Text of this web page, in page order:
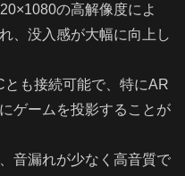
の高解像度によ
、没入感が大幅に向上し
も接続可能で、特にAR
ゲームを投影することが
音漏れが少なく高音質で